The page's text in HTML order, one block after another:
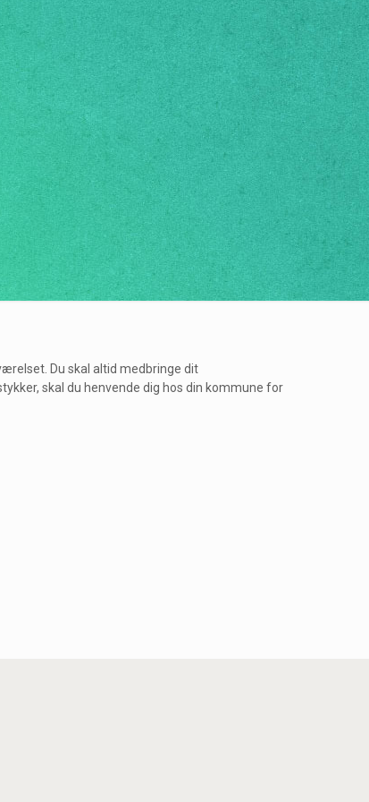
Du skal altid medbringe dit
skal du henvende dig hos din kommune for